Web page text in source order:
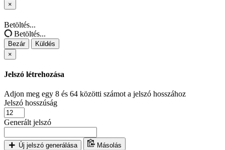
×
Bezár
Betöltés...
Betöltés...
Bezár
Küldés
×
Jelszó létrehozása
Adjon meg egy 8 és 64 közötti számot a jelszó hosszához
Jelszó hosszúság
Generált jelszó
Új jelszó generálása
Másolás